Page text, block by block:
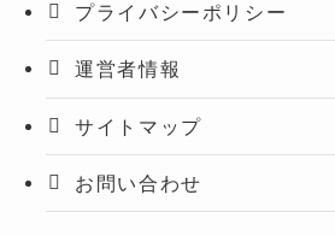
プライバシーポリシー
運営者情報
サイトマップ
お問い合わせ